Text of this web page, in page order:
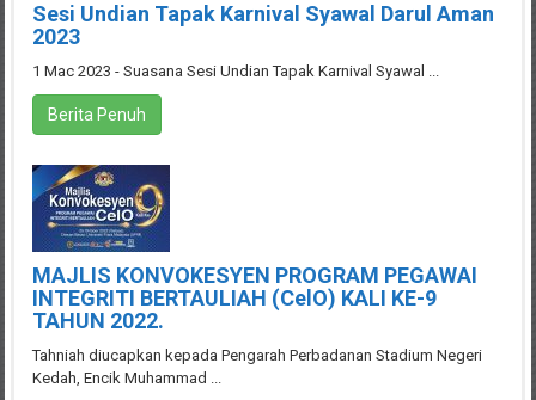
Sesi Undian Tapak Karnival Syawal Darul Aman
2023
1 Mac 2023 - Suasana Sesi Undian Tapak Karnival Syawal ...
Berita Penuh
MAJLIS KONVOKESYEN PROGRAM PEGAWAI
INTEGRITI BERTAULIAH (CelO) KALI KE-9
TAHUN 2022.
Tahniah diucapkan kepada Pengarah Perbadanan Stadium Negeri
Kedah, Encik Muhammad ...